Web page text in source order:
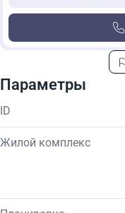
Параметры
ID
Жилой комплекс